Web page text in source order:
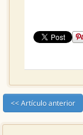
<< Artículo anterior